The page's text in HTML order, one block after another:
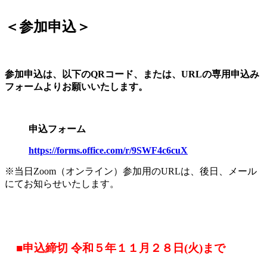
＜参加申込＞
参加申込は、以下のQRコード、または、URLの専用申込み
フォームよりお願いいたします。
申込フォーム
https://forms.office.com/r/9SWF4c6cuX
※当日Zoom（オンライン）参加用のURLは、後日、メール
にてお知らせいたします。
■申込締切 令和５年１１月２８日(火)まで